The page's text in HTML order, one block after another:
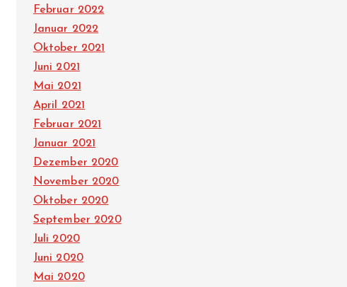
Februar 2022
Januar 2022
Oktober 2021
Juni 2021
Mai 2021
April 2021
Februar 2021
Januar 2021
Dezember 2020
November 2020
Oktober 2020
September 2020
Juli 2020
Juni 2020
Mai 2020